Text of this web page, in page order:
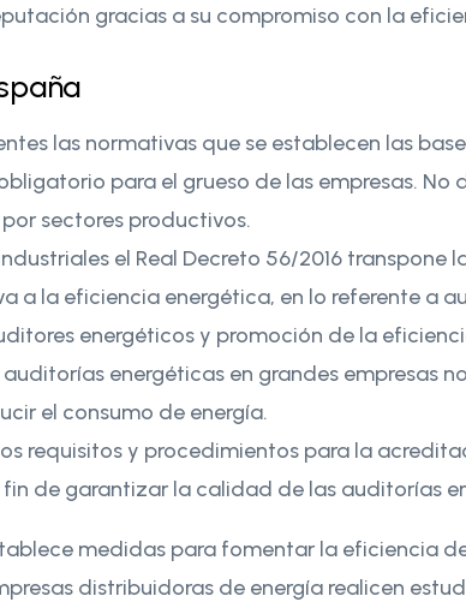
gracias a su compromiso con la
las normativas que se establecen las
para el grueso de las empresas. No
sectores productivos.
el Real Decreto 56/2016 transpone
a la eficiencia energética, en lo referente a
energéticos y promoción de la
energéticas en grandes empresas
el consumo de energía.
requisitos y procedimientos para la
de garantizar la calidad de las auditorías
medidas para fomentar la eficiencia
distribuidoras de energía realicen